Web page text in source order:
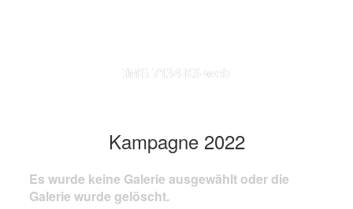
IMG 7134-KS-web
Kampagne 2022
Es wurde keine Galerie ausgewählt oder die
Galerie wurde gelöscht.